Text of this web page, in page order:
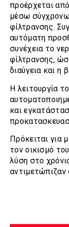
προέρχεται
μέσω
φίλτρανσης.
αυτόματη
συνέχεια το
φίλτρανσης,
διαύγεια και η
Η λειτουργία
και
Πρόκειται για
τον οικισμό
λύση στο
αντιμετώπιζαν